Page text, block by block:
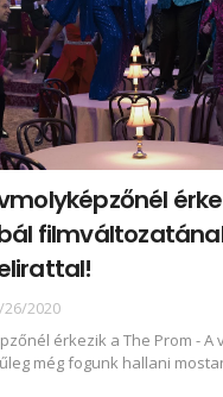
26/2020
érkezik a The Prom - A
még fogunk hallani